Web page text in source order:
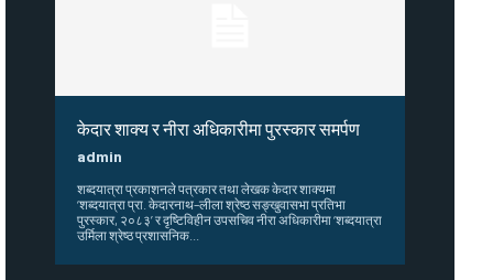
केदार शाक्य र नीरा अधिकारीमा पुरस्कार समर्पण
admin
शब्दयात्रा प्रकाशनले पत्रकार तथा लेखक केदार शाक्यमा
‘शब्दयात्रा प्रा. केदारनाथ–लीला श्रेष्ठ सङ्खुवासभा प्रतिभा
पुरस्कार, २०८३’ र दृष्टिविहीन उपसचिव नीरा अधिकारीमा ‘शब्दयात्रा
उर्मिला श्रेष्ठ प्रशासनिक...